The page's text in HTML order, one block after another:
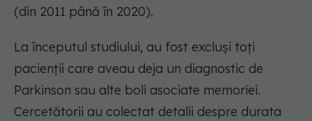
(din 2011 până în 2020).
La începutul studiului, au fost excluși toți
pacienții care aveau deja un diagnostic de
Parkinson sau alte boli asociate memoriei.
Cercetătorii au colectat detalii despre durata